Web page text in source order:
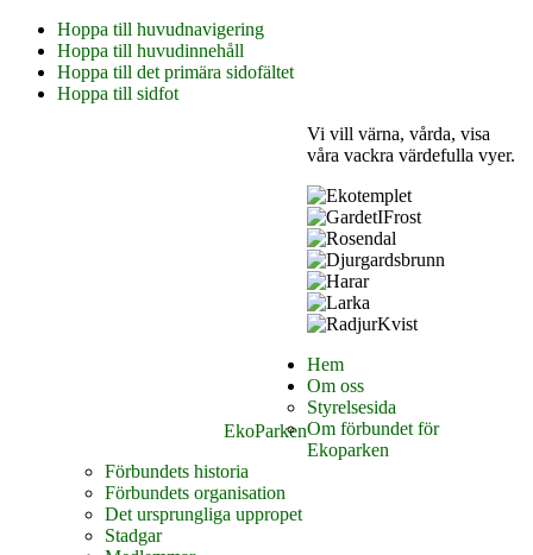
Hoppa till huvudnavigering
Hoppa till huvudinnehåll
Hoppa till det primära sidofältet
Hoppa till sidfot
EkoParken
Vi vill värna, vårda, visa
våra vackra värdefulla vyer.
Hem
Om oss
Styrelsesida
Om förbundet för
Ekoparken
Förbundets historia
Förbundets organisation
Det ursprungliga uppropet
Stadgar